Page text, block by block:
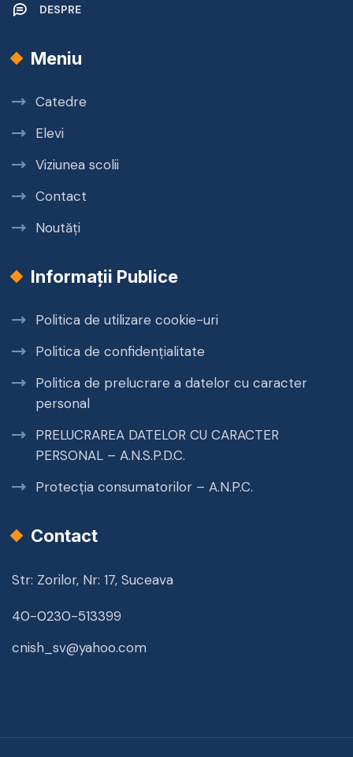
DESPRE
Meniu
Catedre
Elevi
Viziunea scolii
Contact
Noutăți
Informații Publice
Politica de utilizare cookie-uri
Politica de confidențialitate
Politica de prelucrare a datelor cu caracter
personal
PRELUCRAREA DATELOR CU CARACTER
PERSONAL – A.N.S.P.D.C.
Protecția consumatorilor – A.N.P.C.
Contact
Str: Zorilor, Nr: 17, Suceava
40-0230-513399
cnish_sv@yahoo.com